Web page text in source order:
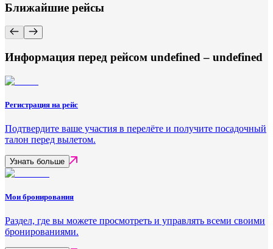
Ближайшие рейсы
Информация перед рейсом undefined – undefined
Регистрация на рейс
Подтвердите ваше участия в перелёте и получите посадочный
талон перед вылетом.
Узнать больше
Мои бронирования
Раздел, где вы можете просмотреть и управлять всеми своими
бронированиями.